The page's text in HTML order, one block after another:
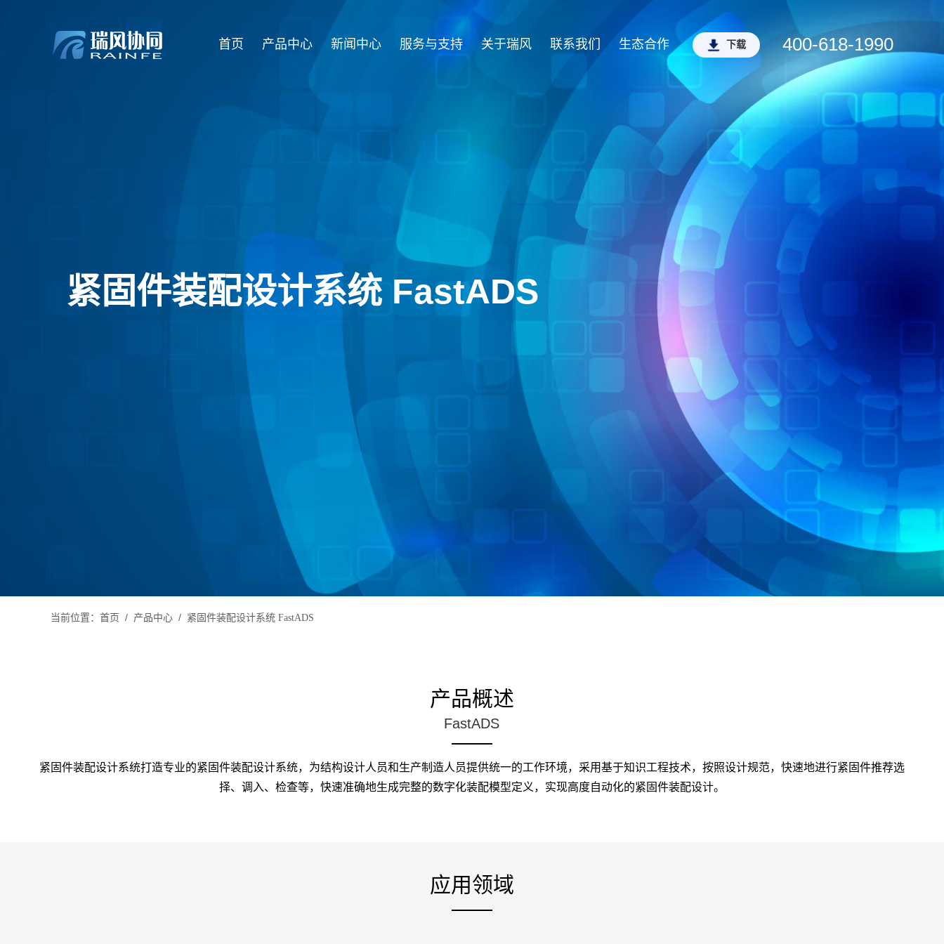
首页 产品中心 新闻中心 服务与支持 关于瑞风 联系我们 生态合作 下载 400-618-1990
紧固件装配设计系统 FastADS
当前位置： 首页 / 产品中心 / 紧固件装配设计系统 FastADS
产品概述
FastADS
紧固件装配设计系统打造专业的紧固件装配设计系统，为结构设计人员和生产制造人员提供统一的工作环境，采用基于知识工程技术，按照设计规范，快速地进行紧固件推荐选
择、调入、检查等，快速准确地生成完整的数字化装配模型定义，实现高度自动化的紧固件装配设计。
应用领域